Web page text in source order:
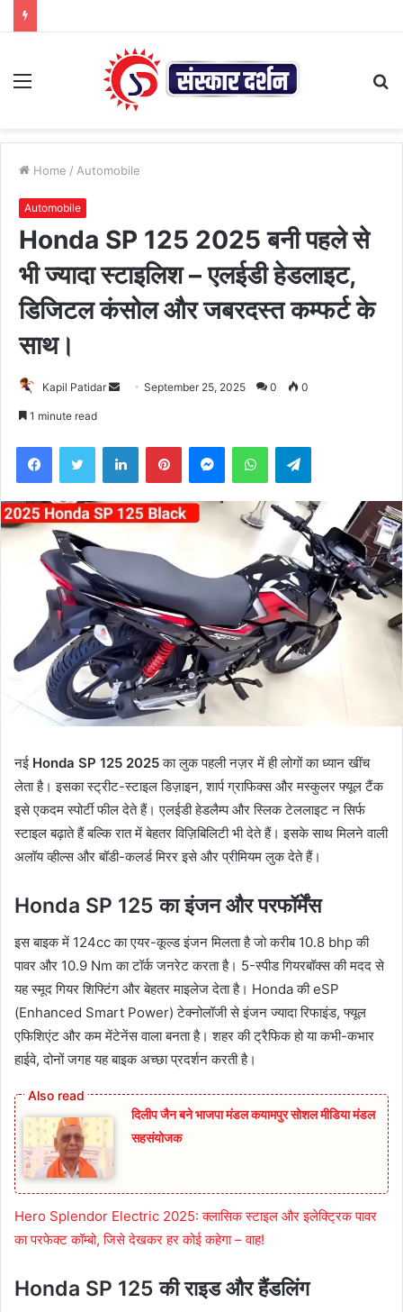
Menu
Home / Automobile
Automobile
Honda SP 125 2025 बनी पहले से
भी ज्यादा स्टाइलिश – एलईडी हेडलाइट,
डिजिटल कंसोल और जबरदस्त कम्फर्ट के
साथ।
Kapil Patidar
Send September 25, 2025 0 0
1 minute read
FacebookTwitter LinkedInPinterestMessengerWhatsAppTelegram
नई Honda SP 125 2025का लुक पहली नज़र में ही लोगों का ध्यान खींच
लेता है। इसका स्ट्रीट-स्टाइल डिज़ाइन, शार्प ग्राफिक्स और मस्कुलर फ्यूल टैंक
इसे एकदम स्पोर्टी फील देते हैं। एलईडी हेडलैम्प और स्लिक टेललाइट न सिर्फ
स्टाइल बढ़ाते हैं बल्कि रात में बेहतर विज़िबिलिटी भी देते हैं। इसके साथ मिलने वाली
अलॉय व्हील्स और बॉडी-कलर्ड मिरर इसे और प्रीमियम लुक देते हैं।
Honda SP 125 का इंजन और परफॉर्मेंस
इस बाइक में 124cc का एयर-कूल्ड इंजन मिलता है जो करीब 10.8 bhp की
पावर और 10.9 Nm का टॉर्क जनरेट करता है। 5-स्पीड गियरबॉक्स की मदद से
यह स्मूद गियर शिफ्टिंग और बेहतर माइलेज देता है। Honda की eSP
(Enhanced Smart Power) टेक्नोलॉजी से इंजन ज्यादा रिफाइंड, फ्यूल
एफिशिएंट और कम मेंटेनेंस वाला बनता है। शहर की ट्रैफिक हो या कभी-कभार
हाईवे, दोनों जगह यह बाइक अच्छा प्रदर्शन करती है।
दिलीप जैन बने भाजपा मंडल कयामपुर सोशल मीडिया मंडल
सहसंयोजक
Hero Splendor Electric 2025: क्लासिक स्टाइल और इलेक्ट्रिक पावर
का परफेक्ट कॉम्बो, जिसे देखकर हर कोई कहेगा – वाह!
Honda SP 125 की राइड और हैंडलिंग